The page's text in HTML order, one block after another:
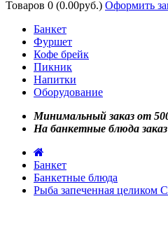
Товаров 0 (0.00руб.) Оформить
Банкет
Фуршет
Кофе брейк
Пикник
Напитки
Оборудование
Минимальный заказ от
На банкетные блюда
Банкет
Банкетные блюда
Рыба запеченная целиком